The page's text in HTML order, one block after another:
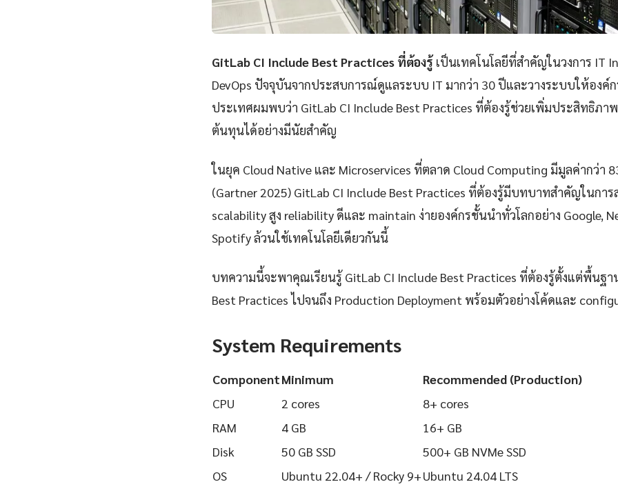
GitLab CI Include Best Practices ที่ต้องรู้ เป็นเทคโนโลยีที่สำคัญในวงการ IT
DevOps ปัจจุบันจากประสบการณ์ดูแลระบบ IT มากว่า 30 ปีและวางระบบให้องค์
ประเทศผมพบว่า GitLab CI Include Best Practices ที่ต้องรู้ช่วยเพิ่มประสิทธิภา
ต้นทุนได้อย่างมีนัยสำคัญ
ในยุค Cloud Native และ Microservices ที่ตลาด Cloud Computing มีมูลค่ากว่า
(Gartner 2025) GitLab CI Include Best Practices ที่ต้องรู้มีบทบาทสำคัญในกา
scalability สูง reliability ดีและ maintain ง่ายองค์กรชั้นนำทั่วโลกอย่าง Google,
Spotify ล้วนใช้เทคโนโลยีเดียวกันนี้
บทความนี้จะพาคุณเรียนรู้ GitLab CI Include Best Practices ที่ต้องรู้ตั้งแต่พื้นฐา
Best Practices ไปจนถึง Production Deployment พร้อมตัวอย่างโค้ดและ
System Requirements
ComponentMinimum
Recommended (Production)
CPU
2 cores
8+ cores
RAM
4 GB
16+ GB
Disk
50 GB SSD
500+ GB NVMe SSD
OS
Ubuntu 22.04+ / Rocky 9+Ubuntu 24.04 LTS